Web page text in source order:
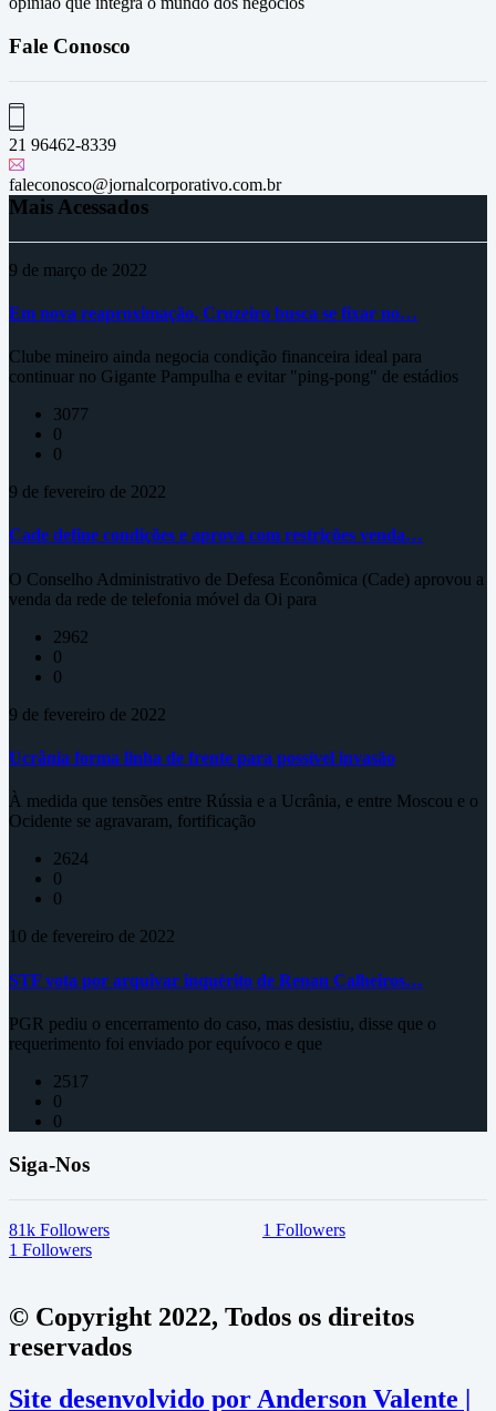
Fale Conosco
21 96462-8339
faleconosco@jornalcorporativo.com.br
Mais Acessados
9 de março de 2022
Em nova reaproximação, Cruzeiro busca se fixar no…
Clube mineiro ainda negocia condição financeira ideal para
continuar no Gigante Pampulha e evitar "ping-pong" de estádios
3077
0
0
9 de fevereiro de 2022
Cade define condições e aprova com restrições venda…
O Conselho Administrativo de Defesa Econômica (Cade) aprovou a
venda da rede de telefonia móvel da Oi para
2962
0
0
9 de fevereiro de 2022
Ucrânia forma linha de frente para possível invasão
À medida que tensões entre Rússia e a Ucrânia, e entre Moscou e o
Ocidente se agravaram, fortificação
2624
0
0
10 de fevereiro de 2022
STF vota por arquivar inquérito de Renan Calheiros…
PGR pediu o encerramento do caso, mas desistiu, disse que o
requerimento foi enviado por equívoco e que
2517
0
0
Siga-Nos
81k Followers 1 Followers
1 Followers
© Copyright 2022, Todos os direitos
reservados
Site desenvolvido por Anderson Valente |